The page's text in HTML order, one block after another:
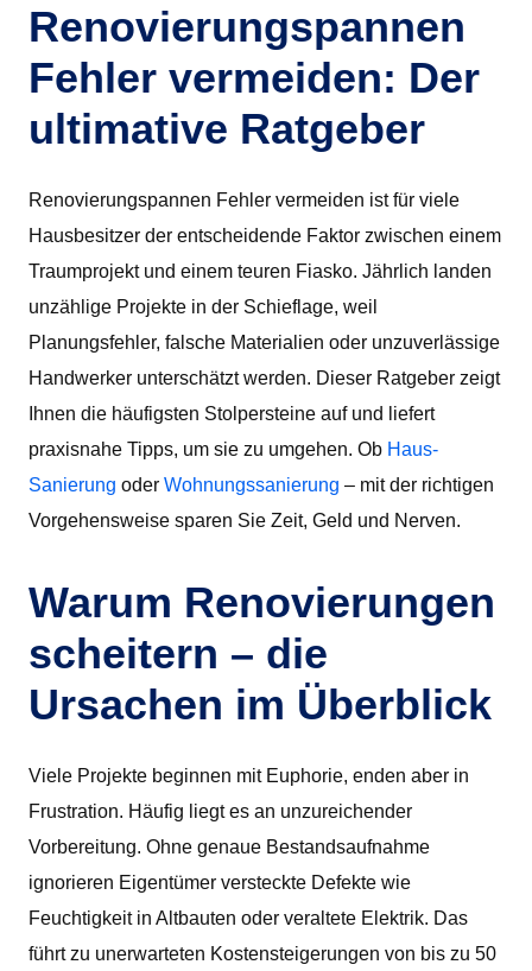
Renovierungspannen
Fehler vermeiden: Der
ultimative Ratgeber
Renovierungspannen Fehler vermeiden ist für viele
Hausbesitzer der entscheidende Faktor zwischen einem
Traumprojekt und einem teuren Fiasko. Jährlich landen
unzählige Projekte in der Schieflage, weil
Planungsfehler, falsche Materialien oder unzuverlässige
Handwerker unterschätzt werden. Dieser Ratgeber zeigt
Ihnen die häufigsten Stolpersteine auf und liefert
praxisnahe Tipps, um sie zu umgehen. Ob Haus-
Sanierung oder Wohnungssanierung – mit der richtigen
Vorgehensweise sparen Sie Zeit, Geld und Nerven.
Warum Renovierungen
scheitern – die
Ursachen im Überblick
Viele Projekte beginnen mit Euphorie, enden aber in
Frustration. Häufig liegt es an unzureichender
Vorbereitung. Ohne genaue Bestandsaufnahme
ignorieren Eigentümer versteckte Defekte wie
Feuchtigkeit in Altbauten oder veraltete Elektrik. Das
führt zu unerwarteten Kostensteigerungen von bis zu 50